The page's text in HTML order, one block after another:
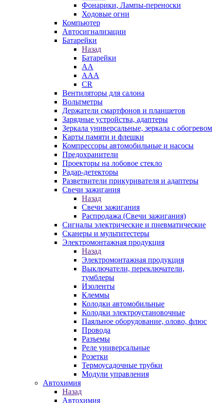
Фонарики, Лампы-переноски
Ходовые огни
Компьютер
Автосигнализации
Батарейки
Назад
Батарейки
AA
AAA
CR
Вентиляторы для салона
Вольтметры
Держатели смартфонов и планшетов
Зарядные устройства, адаптеры
Зеркала универсальные, зеркала с обогревом
Карты памяти и флешки
Компрессоры автомобильные и насосы
Предохранители
Проекторы на лобовое стекло
Радар-детекторы
Разветвители прикуривателя и адаптеры
Свечи зажигания
Назад
Свечи зажигания
Распродажа (Свечи зажигания)
Сигналы электрические и пневматические
Сканеры и мультитестеры
Электромонтажная продукция
Назад
Электромонтажная продукция
Выключатели, переключатели,
тумблеры
Изоленты
Клеммы
Колодки автомобильные
Колодки электроустановочные
Паяльное оборудование, олово, флюс
Провода
Разъемы
Реле универсальные
Розетки
Термоусадочные трубки
Модули управления
Автохимия
Назад
Автохимия